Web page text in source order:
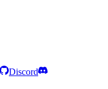
Discord